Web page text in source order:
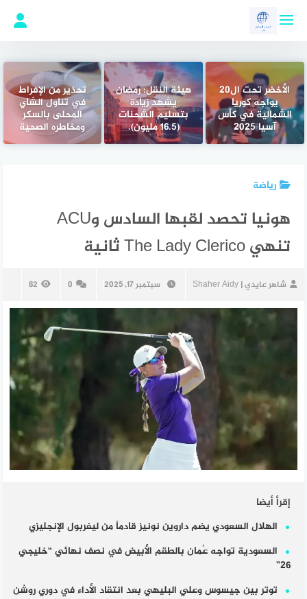
الأخضر تحت ال20
يواجه كوريا
الشمالية في كأس
آسيا 2025
هيئة النقل: رمضان
يشهد زيادة
بتسليم الشحنات
(16.5 مليون).
تحذير من الإفراط
في تناول الشاي
المحلى بالسكر
ومخاطره الصحية
رياضة
هونيا تحصد لقبها السادس وACU
تنهي The Lady Clerico ثانية
شاهر عايدي | Shaher Aidy سبتمبر 17, 2025 0
82
إقرأ أيضا
الهلال السعودي يضم داروين نونيز قادماً من ليفربول الإنجليزي
السعودية تواجه عُمان بالطقم الأبيض في نصف نهائي “خليجي
26”
توتر بين جيسوس وعلي البليهي بعد انتقاد الأداء في دوري روشن